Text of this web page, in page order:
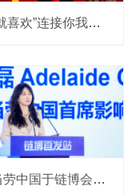
“我就喜欢”连接你我23年：麦当劳再度携手王力宏，与汪苏泷共同传递薯条热爱
麦当劳中国于链博会发布三项新合作，赋能土豆种植，扩列全球好食材资源